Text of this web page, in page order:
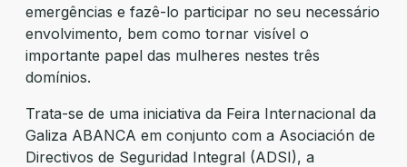
emergências e fazê-lo participar no seu necessário
envolvimento, bem como tornar visível o
importante papel das mulheres nestes três
domínios.
Trata-se de uma iniciativa da Feira Internacional da
Galiza ABANCA em conjunto com a Asociación de
Directivos de Seguridad Integral (ADSI), a